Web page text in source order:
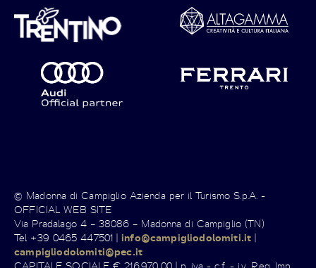
© Madonna di Campiglio Azienda per il Turismo S.p.A. -
OFFICIAL WEB SITE
Via Pradalago 4 – 38086 – Madonna di Campiglio (TN)
Tel +39 0465 447501 |info@campigliodolomiti.it |
campigliodolomiti@pec.it
CAPITALE SOCIALE € 216.970,00 | p. iva - c.f. - i.v. Reg. Imp.